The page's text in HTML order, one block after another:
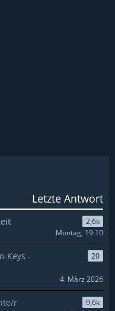
Letzte Antwort
2,6k
Montag, 19:10
Keys -
20
4. März 2026
r
9,6k